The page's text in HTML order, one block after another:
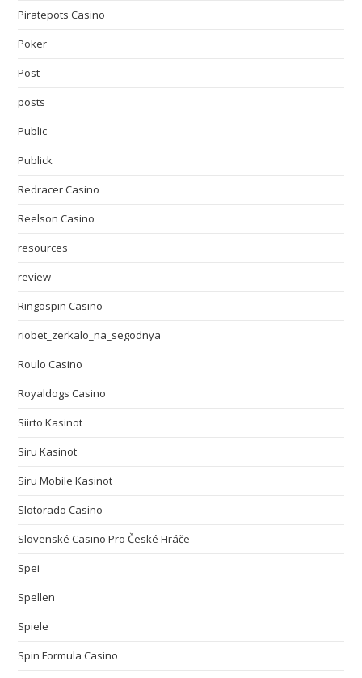
Piratepots Casino
Poker
Post
posts
Public
Publick
Redracer Casino
Reelson Casino
resources
review
Ringospin Casino
riobet_zerkalo_na_segodnya
Roulo Casino
Royaldogs Casino
Siirto Kasinot
Siru Kasinot
Siru Mobile Kasinot
Slotorado Casino
Slovenské Casino Pro České Hráče
Spei
Spellen
Spiele
Spin Formula Casino